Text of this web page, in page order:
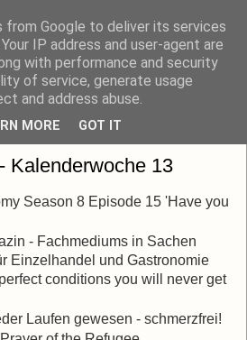
unterwegs & daheim.
Kalenderwoche 13
Season 8 Episode 15 'Have you
- Fachmediums in Sachen
Einzelhandel und Gastronomie
conditions you will never get
Laufen gewesen - schmerzfrei!
from Google to deliver its services
IP address and user-agent are
with performance and security
of service, generate usage
and address abuse.
MORE GOT IT